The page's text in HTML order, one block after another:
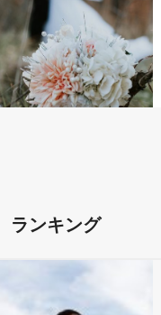
出会い
合コン・街コン
あるある
ランキング